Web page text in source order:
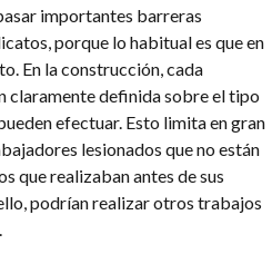
importantes barreras
porque lo habitual es que en
En la construcción, cada
claramente definida sobre el tipo
efectuar. Esto limita en gran
lesionados que no están
que realizaban antes de sus
podrían realizar otros trabajos